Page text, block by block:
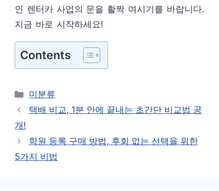
인 렌터카 사업의 문을 활짝 여시기를 바랍니다.
지금 바로 시작하세요!
Contents
카
테
미분류
택배 비교, 1분 안에 끝내는 초간단 비교법 공
개!
학원 등록 구매 방법, 후회 없는 선택을 위한
5가지 비법